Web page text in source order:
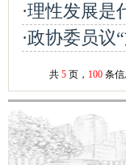
·理性发展是
·政协委员议
共 5 页， 100 条信